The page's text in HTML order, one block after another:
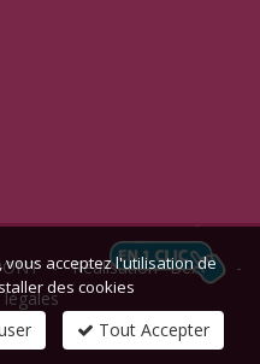
-Réalisation Bexter-
acceptez l'utilisation de
des cookies
Tout Accepter